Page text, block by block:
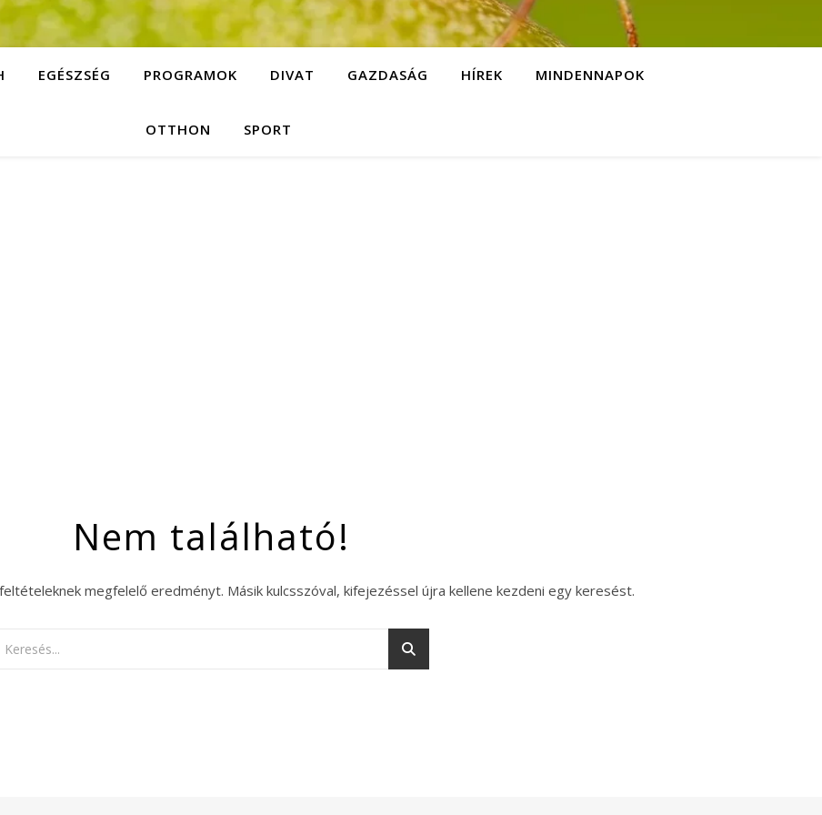
EGÉSZSÉG PROGRAMOK DIVAT GAZDASÁG HÍREK MINDENNAPOK
OTTHON SPORT
Nem található!
megfelelő eredményt. Másik kulcsszóval, kifejezéssel újra kellene kezdeni egy keresést.